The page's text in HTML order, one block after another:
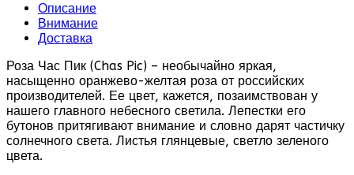
Описание
Внимание
Доставка
Роза Час Пик (Chas Pic) – необычайно яркая,
насыщенно оранжево-желтая роза от российских
производителей. Ее цвет, кажется, позаимствован у
нашего главного небесного светила. Лепестки его
бутонов притягивают внимание и словно дарят частичку
солнечного света. Листья глянцевые, светло зеленого
цвета.